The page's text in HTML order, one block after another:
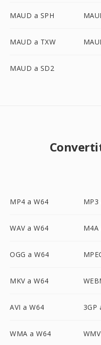
MAUD a SPH
MAUD a TXW
MAUD a SD2
MP4 a W64 MP3
WAV a W64 M4A
OGG a W64
MKV a W64
AVI a W64 3GP
WMA a W64